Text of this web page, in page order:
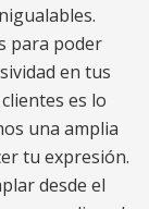
para poder
en tus
es lo
una amplia
tu expresión.
desde el